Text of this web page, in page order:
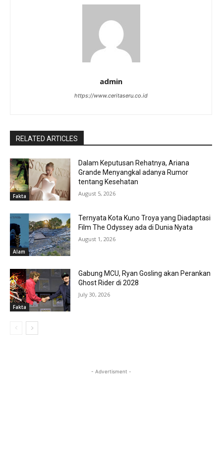
admin
https://www.ceritaseru.co.id
RELATED ARTICLES
Fakta
Dalam Keputusan Rehatnya, Ariana
Grande Menyangkal adanya Rumor
tentang Kesehatan
August 5, 2026
Alam
Ternyata Kota Kuno Troya yang Diadaptasi
Film The Odyssey ada di Dunia Nyata
August 1, 2026
Fakta
Gabung MCU, Ryan Gosling akan Perankan
Ghost Rider di 2028
July 30, 2026
- Advertisment -